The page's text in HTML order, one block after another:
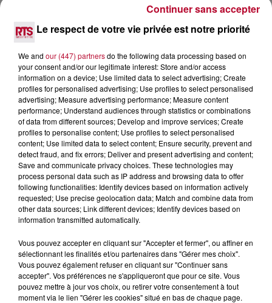
3 août 2026
NOS IDÉES DE SORTIES POUR CETTE SEMAINE
Début août, c’est le cœur de l’été. La semaine débute, et
encore bien rempli ! Entre sessions...
Le respect de votre vie privée est notre priorité
We and our (447) partnersdo the following data processing based on
your consent and/or our legitimate interest: Store and/or access
information on a device; Use limited data to select advertising; Create
profiles for personalised advertising; Use profiles to select personalised
advertising; Measure advertising performance; Measure content
performance; Understand audiences through statistics or combinations
of data from different sources; Develop and improve services; Create
profiles to personalise content; Use profiles to select personalised
content; Use limited data to select content; Ensure security, prevent and
detect fraud, and fix errors; Deliver and present advertising and content;
Save and communicate privacy choices. These technologies may
process personal data such as IP address and browsing data to offer
following functionalities: Identify devices based on information actively
requested; Use precise geolocation data; Match and combine data from
other data sources; Link different devices; Identify devices based on
information transmitted automatically.
Vous pouvez accepter en cliquant sur "Accepter et fermer", ou affiner en
sélectionnant les finalités et/ou partenaires dans "Gérer mes choix".
Vous pouvez également refuser en cliquant sur "Continuer sans
accepter". Vos préférences ne s'appliqueront que pour ce site. Vous
pouvez mettre à jour vos choix, ou retirer votre consentement à tout
moment via le lien "Gérer les cookies" situé en bas de chaque page.
Continuer sans accepter